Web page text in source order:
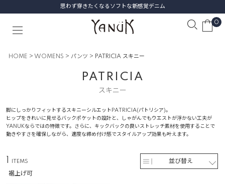
思わず穿きたくなるソフトな新感覚デニム
0
HOME WOMENS パンツ PATRICIA スキニー
PATRICIA
スキニー
脚にしっかりフィットするスキニーシルエットPATRICIA(パトリシア)。
ヒップをきれいに見せるバックポケットの設計と、しゃがんでもウエストが浮かない工夫が
YANUKならではの特徴です。さらに、キックバックの良いストレッチ素材を使用することで
動きやすさを確保しながら、適度な締め付け感でスタイルアップ効果も叶えます。
並び替え
裾上げ可